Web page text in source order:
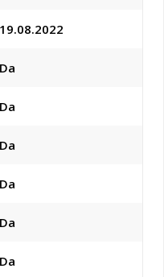
19.08.2022
Da
Da
Da
Da
Da
Da